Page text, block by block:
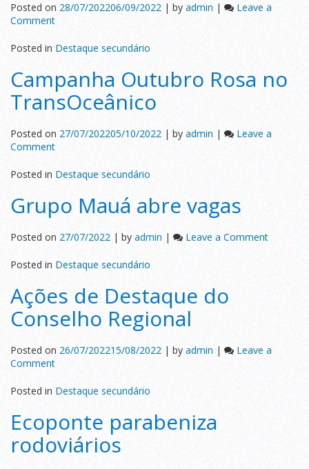
Posted on28/07/202206/09/2022 |byadmin |
Leave a
Commenton
Financiamento
da
operação
do
sist.
de
transporte
público
Posted inDestaque secundário
Campanha Outubro Rosa no
TransOceânico
Posted on 27/07/202205/10/2022| byadmin|
Leave a
Commenton
Campanha
Outubro
Rosa
no
TransOceânico
Posted inDestaque secundário
Grupo Mauá abre vagas
Posted on27/07/2022| by admin| Leave a Commenton
Grupo
Mauá
abre
vagas
Posted inDestaque secundário
Ações de Destaque do
Conselho Regional
Posted on 26/07/202215/08/2022|byadmin|
Leave a
Commenton
Ações
de
Destaque
do
Conselho
Regional
Posted in Destaque secundário
Ecoponte parabeniza
rodoviários